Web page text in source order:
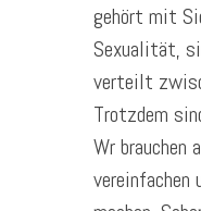
gehört mit
Sexualität,
verteilt
Trotzdem
Wr brauchen